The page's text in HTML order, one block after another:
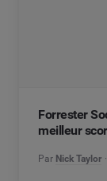
Forrester
meilleur
Par Nick Taylor